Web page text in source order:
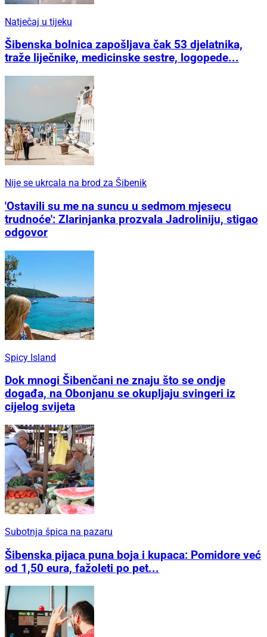
Natječaj u tijeku
Šibenska bolnica zapošljava čak 53 djelatnika,
traže liječnike, medicinske sestre, logopede...
Nije se ukrcala na brod za Šibenik
'Ostavili su me na suncu u sedmom mjesecu
trudnoće': Zlarinjanka prozvala Jadroliniju, stigao
odgovor
Spicy Island
Dok mnogi Šibenčani ne znaju što se ondje
događa, na Obonjanu se okupljaju svingeri iz
cijelog svijeta
Subotnja špica na pazaru
Šibenska pijaca puna boja i kupaca: Pomidore već
od 1,50 eura, fažoleti po pet...